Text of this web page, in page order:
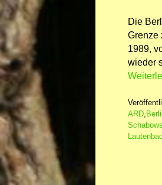
Die
Grenze
1989,
wieder
ARD